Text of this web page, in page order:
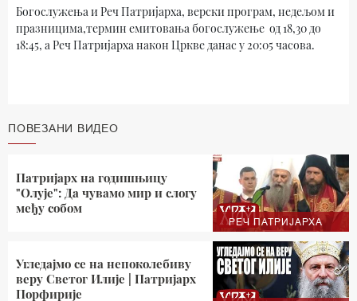
Богослужења и Реч Патријарха, верски програм, недељом и
празницима,термин емитовања богослужење од 18,30 до
18:45, а Реч Патријарха након Цркве данас у 20:05 часова.
ПОВЕЗАНИ ВИДЕО
РЕЧ ПАТРИЈАРХА
Патријарх на годишњицу
"Олује": Да чувамо мир и слогу
међу собом
Угледајмо се на непоколебиву
веру Светог Илије | Патријарх
Порфирије